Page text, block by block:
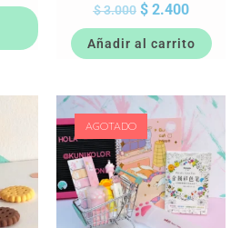
$3.000 $2.400
Añadir al carrito
AGOTADO